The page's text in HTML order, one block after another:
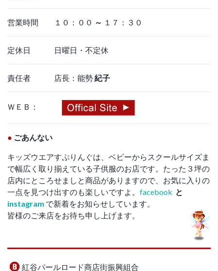
営業時間 １０：００ ～ １７：３０
定休日 日曜日・不定休
責任者 店長：能勢紀子
ＷＥＢ：
● ごあんない
キッズウエアすぷりんぐは、ベビーからスクールサイズま
で幅広く取り揃えている子供服のお店です。たった３坪の
店内にところせましと商品がありますので、お気に入りの
一点を見つけ出すのも楽しいですよ。 facebook と
instagram で新着をお知らせしています。
皆様のご来店をお待ち申し上げます。
紅谷パールロード商店街振興組合